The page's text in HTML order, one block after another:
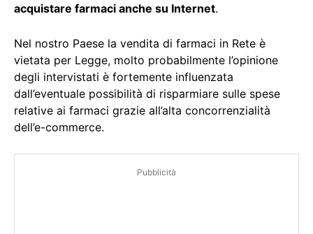
acquistare farmaci anche su Internet.
Nel nostro Paese la vendita di farmaci in Rete è
vietata per Legge, molto probabilmente l’opinione
degli intervistati è fortemente influenzata
dall’eventuale possibilità di risparmiare sulle spese
relative ai farmaci grazie all’alta concorrenzialità
dell’e-commerce.
Pubblicità